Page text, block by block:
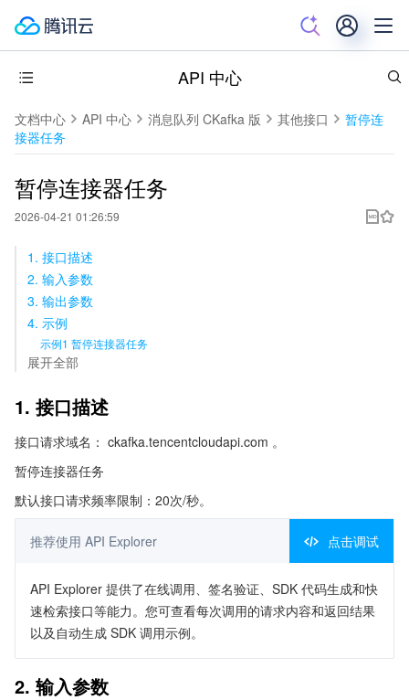
API 中心
文档中心 API 中心 消息队列 CKafka 版 其他接口
暂停连
接器任务
暂停连接器任务
2026-04-21 01:26:59
1. 接口描述
2. 输入参数
3. 输出参数
4. 示例
示例1 暂停连接器任务
展开全部
1. 接口描述
接口请求域名： ckafka.tencentcloudapi.com 。
暂停连接器任务
默认接口请求频率限制：20次/秒。
推荐使用 API Explorer 点击调试
API Explorer 提供了在线调用、签名验证、SDK 代码生成和快
速检索接口等能力。您可查看每次调用的请求内容和返回结果
以及自动生成 SDK 调用示例。
2. 输入参数